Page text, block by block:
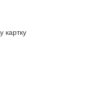
картку